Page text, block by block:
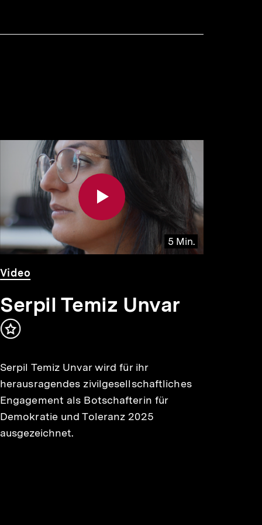
5 Min.
Video
Dauer
5
Min.
Video
Serpil Temiz Unvar
Inhalt
Serpil Temiz Unvar wird für ihr
herausragendes zivilgesellschaftliches
Engagement als Botschafterin für
Demokratie und Toleranz 2025
ausgezeichnet.